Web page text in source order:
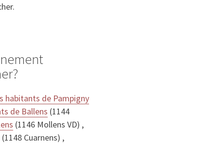
habitants de Pampigny
de Ballens (1144
(1146 Mollens VD) ,
(1148 Cuarnens) ,